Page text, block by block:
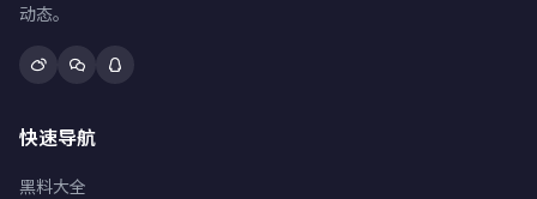
动态。
快速导航
黑料大全